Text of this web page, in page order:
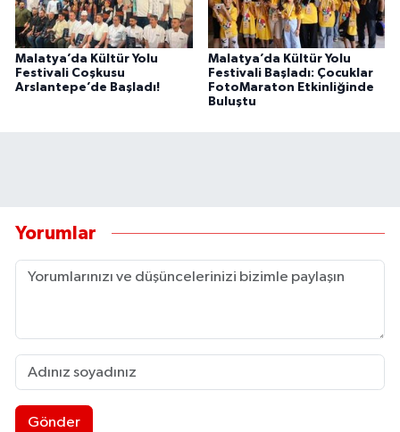
Malatya’da Kültür Yolu
Festivali Coşkusu
Arslantepe’de Başladı!
Malatya’da Kültür Yolu
Festivali Başladı: Çocuklar
FotoMaraton Etkinliğinde
Buluştu
Yorumlar
Gönder